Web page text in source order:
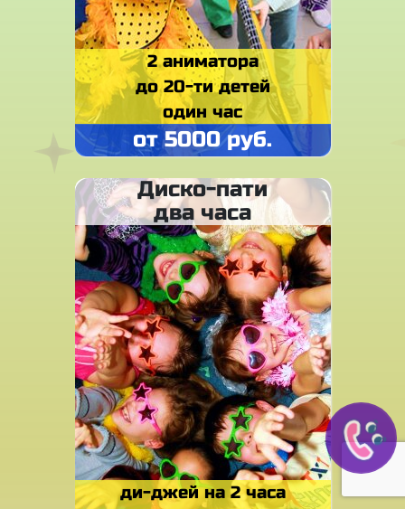
2 аниматора
до 20-ти детей
один час
от 5000 руб.
Диско-пати
два часа
ди-джей на 2 часа